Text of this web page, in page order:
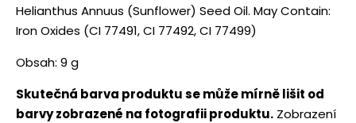
Helianthus Annuus (Sunflower) Seed Oil. May Contain:
Iron Oxides (CI 77491, CI 77492, CI 77499)
Obsah: 9 g
Skutečná barva produktu se může mírně lišit od
barvy zobrazené na fotografii produktu. Zobrazení